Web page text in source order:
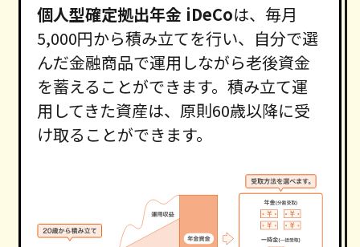
個人型確定拠出年金 iDeCoは、毎月
5,000円から積み立てを行い、自分で選
んだ金融商品で運用しながら老後資金
を蓄えることができます。積み立て運
用してきた資産は、原則60歳以降に受
け取ることができます。